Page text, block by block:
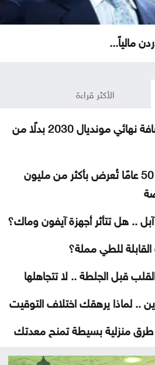
مالياً...
الأكثر قراءة
إسبانيا تسعى لاستضافة نهائي مونديال 2030 بدلًا من
سيارة عمرها أكثر من 50 عامًا تُعرض بأكثر من مليون
.. هل تتأثر أجهزة آيفون وماك؟
للطي مملة؟
.. لماذا يرهقك اختلاف التوقيت
منزلية بسيطة تمنح معدتك